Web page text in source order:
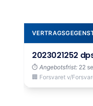
2023021252
⏱️ Angebotsfrist: 22
🏢 Forsvaret v/